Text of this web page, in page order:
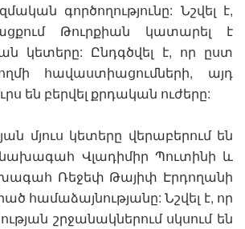
գործողությունը: Նշվել է,
Թուրքիան կատարել է
կետերը: Ընդգծվել է, որ ըստ
հավաստիացումների, այդ
են բերվել քրդական ուժերը:
մյուս կետերը վերաբերում են
Վլադիմիր Պուտինի և
Ռեջեփ Թայիփ Էրդողանի
համաձայնությանը: Նշվել է, որ
շրջանակներում սկսում են